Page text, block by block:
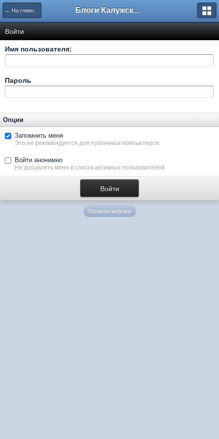
← На главную Блоги Калужского перекрестка
Войти
Имя пользователя:
Пароль
Опции
Запомнить меня
Это не рекомендуется для публичных компьютеров
Войти анонимно
Не добавлять меня в список активных пользователей
Полная версия